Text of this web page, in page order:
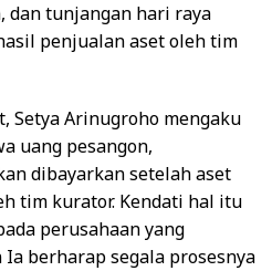
dan tunjangan hari raya
penjualan aset oleh tim
Setya Arinugroho mengaku
uang pesangon,
dibayarkan setelah aset
tim kurator. Kendati hal itu
perusahaan yang
berharap segala prosesnya